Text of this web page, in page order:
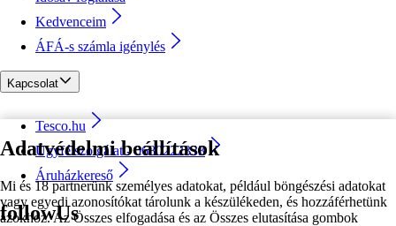
Adatvédelmi beállítások
Mi és 18 partnerünk személyes adatokat, például böngészési adatokat
vagy egyedi azonosítókat tárolunk a készülékeden, és hozzáférhetünk
azokhoz. Az Összes elfogadása és az Összes elutasítása gombok
Kedvenceim
ÁFÁ-s számla igénylés
Kapcsolat
Tesco.hu
Ügyfélszolgálat - 0680222333
Áruházkereső
followUs